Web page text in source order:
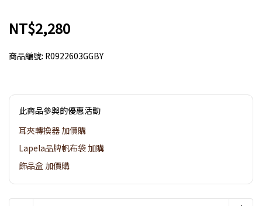
NT$2,280
商品編號: R0922603GGBY
此商品參與的優惠活動
耳夾轉換器 加價購
Lapela品牌帆布袋 加購
飾品盒 加價購